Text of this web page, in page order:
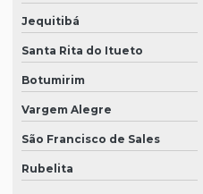
Jequitibá
Santa Rita do Itueto
Botumirim
Vargem Alegre
São Francisco de Sales
Rubelita